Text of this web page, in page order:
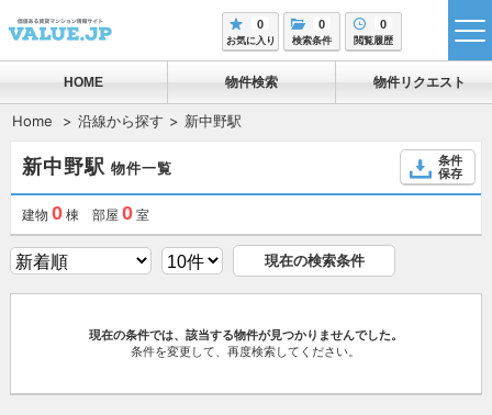
0
お気に入り
0
検索条件
0
閲覧履歴
HOME 物件検索 物件リクエスト
Home 沿線から探す 新中野駅
新中野駅 物件一覧
条件
保存
建物 0棟 部屋 0室
現在の検索条件
現在の条件では、該当する物件が見つかりませんでした。
条件を変更して、再度検索してください。